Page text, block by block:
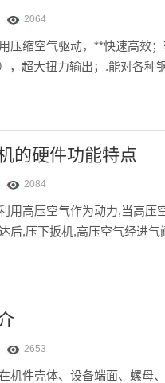
盲孔，丝攻均不致断裂、垂直
范围大：...
2064
压缩空气驱动，**快速高效
，超大扭力输出；.能对各种
料攻丝；筒夹带过载保护装置
操作简单轻便，*不需要经验和
心，铣床带攻丝器或手动攻
位装置或移动，工作面积特大
，丝攻均不致断裂、垂直、（
大：(M4-...
的硬件功能特点
2084
用高压空气作为动力,当高压
后,压下扳机,高压空气经进气
带动马达转子叶片产生轴向旋
输出*的扭力,带动丝锥进行攻
：1.恒力矩64细分驱动器2.
电机4.适宜各种工作环境5.高
2653
机件壳体、设备端面、螺母